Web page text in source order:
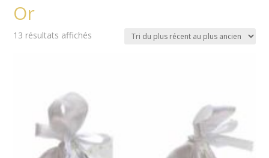
Or
13 résultats affichés